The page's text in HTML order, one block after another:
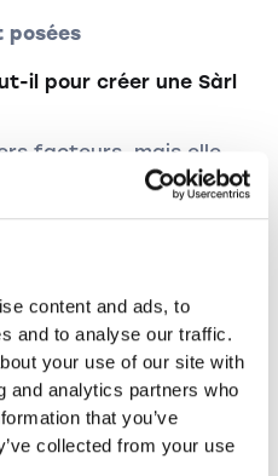
content and ads, to
and to analyse our traffic.
your use of our site with
and analytics partners who
that you’ve
collected from your use
posées
il pour créer une Sàrl
facteurs, mais elle
semaines à quelques
varient d'un
de démarrage de ma
déduire les frais
fiscales. Cependant, il
cela auprès d'un